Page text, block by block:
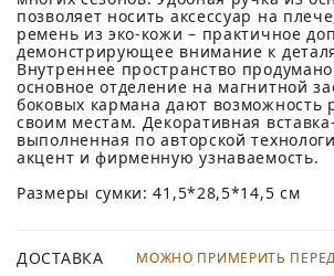
позволяет носить аксессуар на
ремень из эко-кожи – практичное
демонстрирующее внимание к
Внутреннее пространство
основное отделение на магнитной
боковых кармана дают возможность
своим местам. Декоративная
выполненная по авторской
акцент и фирменную узнаваемость.
Размеры сумки: 41,5*28,5*14,5 см
ДОСТАВКА МОЖНО ПРИМЕРИТЬ